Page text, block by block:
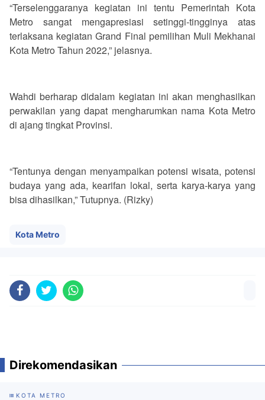
“Terselenggaranya kegiatan ini tentu Pemerintah Kota
Metro sangat mengapresiasi setinggi-tingginya atas
terlaksana kegiatan Grand Final pemilihan Muli Mekhanai
Kota Metro Tahun 2022,” jelasnya.
Wahdi berharap didalam kegiatan ini akan menghasilkan
perwakilan yang dapat mengharumkan nama Kota Metro
di ajang tingkat Provinsi.
“Tentunya dengan menyampaikan potensi wisata, potensi
budaya yang ada, kearifan lokal, serta karya-karya yang
bisa dihasilkan,” Tutupnya. (Rizky)
Kota Metro
Direkomendasikan
KOTA METRO